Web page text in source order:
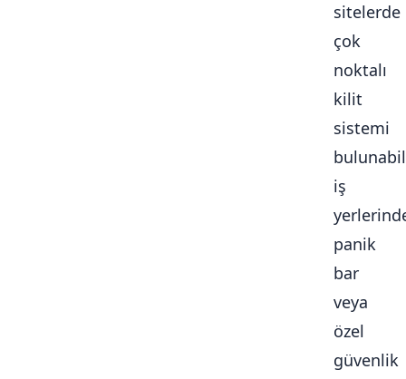
sitelerde
çok
noktalı
kilit
sistemi
iş
panik
bar
veya
özel
güvenlik